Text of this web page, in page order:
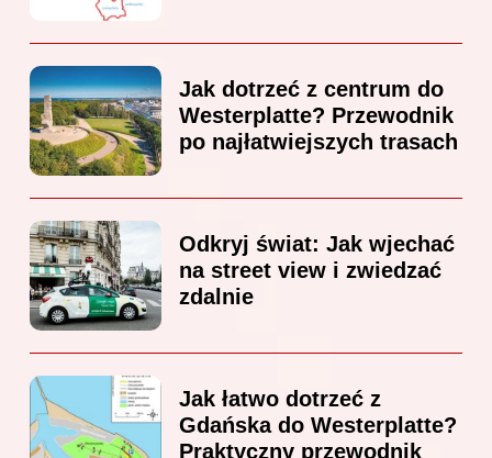
Jak dotrzeć z centrum do
Westerplatte? Przewodnik
po najłatwiejszych trasach
Odkryj świat: Jak wjechać
na street view i zwiedzać
zdalnie
Jak łatwo dotrzeć z
Gdańska do Westerplatte?
Praktyczny przewodnik